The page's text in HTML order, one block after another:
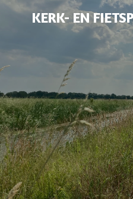
Ga
de
hoofdinhoud
KERK- EN